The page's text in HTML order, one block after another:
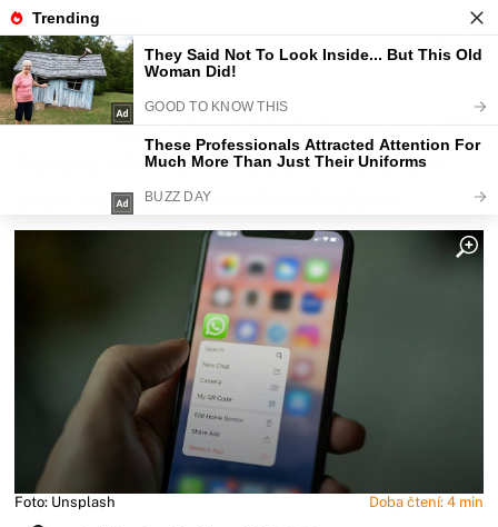
Fajntip.cz Magazín
WhatsApp vylepšil telefonování. Při
hovoru stačí jediný pohyb prstu a
zvuk se zlepší mnohanásobně
Foto: Unsplash Doba čtení: 4 min